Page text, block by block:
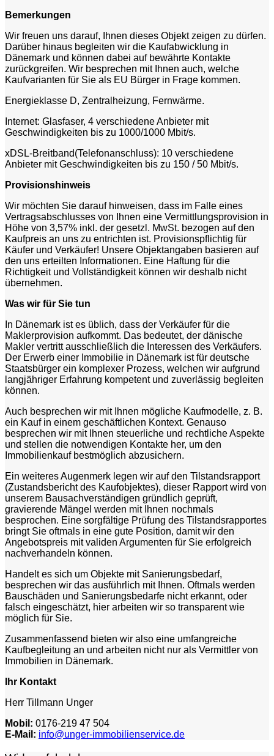
Bemerkungen
Wir freuen uns darauf, Ihnen dieses Objekt zeigen zu dürfen.
Darüber hinaus begleiten wir die Kaufabwicklung in
Dänemark und können dabei auf bewährte Kontakte
zurückgreifen. Wir besprechen mit Ihnen auch, welche
Kaufvarianten für Sie als EU Bürger in Frage kommen.
Energieklasse D, Zentralheizung, Fernwärme.
Internet: Glasfaser, 4 verschiedene Anbieter mit
Geschwindigkeiten bis zu 1000/1000 Mbit/s.
xDSL-Breitband(Telefonanschluss): 10 verschiedene
Anbieter mit Geschwindigkeiten bis zu 150 / 50 Mbit/s.
Provisionshinweis
Wir möchten Sie darauf hinweisen, dass im Falle eines
Vertragsabschlusses von Ihnen eine Vermittlungsprovision in
Höhe von 3,57% inkl. der gesetzl. MwSt. bezogen auf den
Kaufpreis an uns zu entrichten ist. Provisionspflichtig für
Käufer und Verkäufer! Unsere Objektangaben basieren auf
den uns erteilten Informationen. Eine Haftung für die
Richtigkeit und Vollständigkeit können wir deshalb nicht
übernehmen.
Was wir für Sie tun
In Dänemark ist es üblich, dass der Verkäufer für die
Maklerprovision aufkommt. Das bedeutet, der dänische
Makler vertritt ausschließlich die Interessen des Verkäufers.
Der Erwerb einer Immobilie in Dänemark ist für deutsche
Staatsbürger ein komplexer Prozess, welchen wir aufgrund
langjähriger Erfahrung kompetent und zuverlässig begleiten
können.
Auch besprechen wir mit Ihnen mögliche Kaufmodelle, z. B.
ein Kauf in einem geschäftlichen Kontext. Genauso
besprechen wir mit Ihnen steuerliche und rechtliche Aspekte
und stellen die notwendigen Kontakte her, um den
Immobilienkauf bestmöglich abzusichern.
Ein weiteres Augenmerk legen wir auf den Tilstandsrapport
(Zustandsbericht des Kaufobjektes), dieser Rapport wird von
unserem Bausachverständigen gründlich geprüft,
gravierende Mängel werden mit Ihnen nochmals
besprochen. Eine sorgfältige Prüfung des Tilstandsrapportes
bringt Sie oftmals in eine gute Position, damit wir den
Angebotspreis mit validen Argumenten für Sie erfolgreich
nachverhandeln können.
Handelt es sich um Objekte mit Sanierungsbedarf,
besprechen wir das ausführlich mit Ihnen. Oftmals werden
Bauschäden und Sanierungsbedarfe nicht erkannt, oder
falsch eingeschätzt, hier arbeiten wir so transparent wie
möglich für Sie.
Zusammenfassend bieten wir also eine umfangreiche
Kaufbegleitung an und arbeiten nicht nur als Vermittler von
Immobilien in Dänemark.
Ihr Kontakt
Herr Tillmann Unger
Mobil: 0176-219 47 504
E-Mail: info@unger-immobilienservice.de